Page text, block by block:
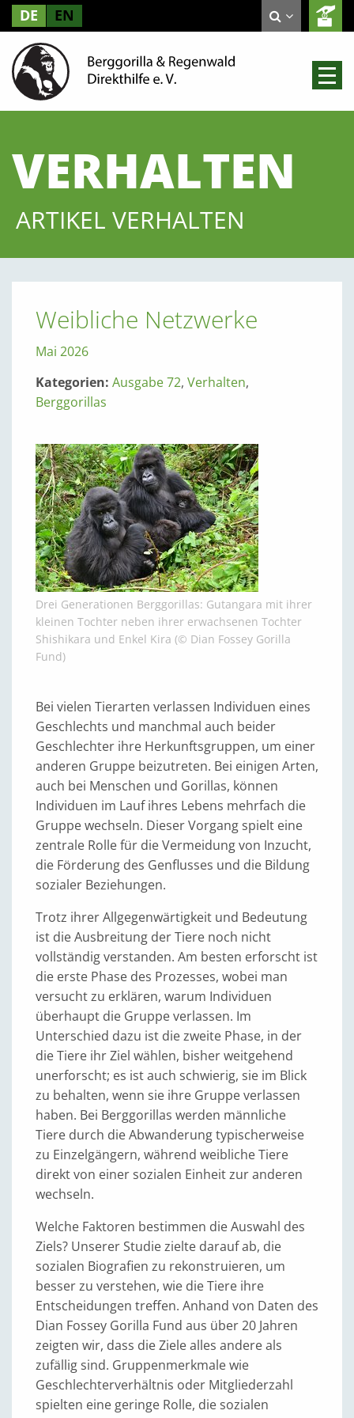
DE EN
VERHALTEN
ARTIKEL VERHALTEN
Weibliche Netzwerke
Mai 2026
Kategorien: Ausgabe 72, Verhalten,
Berggorillas
Drei Generationen Berggorillas: Gutangara mit ihrer
kleinen Tochter neben ihrer erwachsenen Tochter
Shishikara und Enkel Kira (© Dian Fossey Gorilla
Fund)
Bei vielen Tierarten verlassen Individuen eines
Geschlechts und manchmal auch beider
Geschlechter ihre Herkunftsgruppen, um einer
anderen Gruppe beizutreten. Bei einigen Arten,
auch bei Menschen und Gorillas, können
Individuen im Lauf ihres Lebens mehrfach die
Gruppe wechseln. Dieser Vorgang spielt eine
zentrale Rolle für die Vermeidung von Inzucht,
die Förderung des Genflusses und die Bildung
sozialer Beziehungen.
Trotz ihrer Allgegenwärtigkeit und Bedeutung
ist die Ausbreitung der Tiere noch nicht
vollständig verstanden. Am besten erforscht ist
die erste Phase des Prozesses, wobei man
versucht zu erklären, warum Individuen
überhaupt die Gruppe verlassen. Im
Unterschied dazu ist die zweite Phase, in der
die Tiere ihr Ziel wählen, bisher weitgehend
unerforscht; es ist auch schwierig, sie im Blick
zu behalten, wenn sie ihre Gruppe verlassen
haben. Bei Berggorillas werden männliche
Tiere durch die Abwanderung typischerweise
zu Einzelgängern, während weibliche Tiere
direkt von einer sozialen Einheit zur anderen
wechseln.
Welche Faktoren bestimmen die Auswahl des
Ziels? Unserer Studie zielte darauf ab, die
sozialen Biografien zu rekonstruieren, um
besser zu verstehen, wie die Tiere ihre
Entscheidungen treffen. Anhand von Daten des
Dian Fossey Gorilla Fund aus über 20 Jahren
zeigten wir, dass die Ziele alles andere als
zufällig sind. Gruppenmerkmale wie
Geschlechterverhältnis oder Mitgliederzahl
spielten eine geringe Rolle, die sozialen